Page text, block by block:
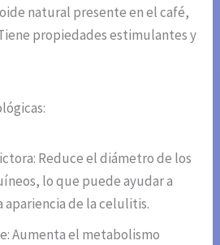
natural presente en el café,
propiedades estimulantes y
Reduce el diámetro de los
lo que puede ayudar a
apariencia de la celulitis.
Aumenta el metabolismo